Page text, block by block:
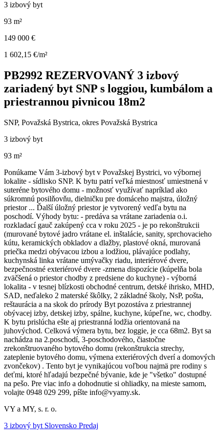
3 izbový byt
93 m²
149 000 €
1 602,15 €/m²
PB2992 REZERVOVANÝ 3 izbový
zariadený byt SNP s loggiou, kumbálom a
priestrannou pivnicou 18m2
SNP, Považská Bystrica, okres Považská Bystrica
3 izbový byt
93 m²
Ponúkame Vám 3-izbový byt v Považskej Bystrici, vo výbornej
lokalite - sídlisko SNP. K bytu patrí veľká miestnosť umiestnená v
suteréne bytového domu - možnosť využívať napríklad ako
súkromnú posilňovňu, dielničku pre domáceho majstra, úložný
priestor ... Ďalší úložný priestor je vytvorený vedľa bytu na
poschodí. Výhody bytu: - predáva sa vrátane zariadenia o.i.
rozkladací gauč zakúpený cca v roku 2025 - je po rekonštrukcii
(murované bytové jadro vrátane el. inštalácie, sanity, sprchovacieho
kútu, keramických obkladov a dlažby, plastové okná, murovaná
priečka medzi obývacou izbou a lodžiou, plávajúce podlahy,
kuchynská linka vrátane umývačky riadu, interiérové dvere,
bezpečnostné exteriérové dvere -zmena dispozície (kúpelňa bola
zväčšená o priestor chodby z predsiene do kuchyne) - výborná
lokalita - v tesnej blízkosti obchodné centrum, detské ihrisko, MHD,
SAD, neďaleko 2 materské škôlky, 2 základné školy, NsP, pošta,
reštaurácia a na skok do prírody Byt pozostáva z priestrannej
obývacej izby, detskej izby, spálne, kuchyne, kúpeľne, wc, chodby.
K bytu prislúcha ešte aj priestranná lodžia orientovaná na
juhovýchod. Celková výmera bytu, bez loggie, je cca 68m2. Byt sa
nachádza na 2.poschodí, 3-poschodového, čiastočne
zrekonštruovaného bytového domu (rekonštrukcia strechy,
zateplenie bytového domu, výmena exteriérových dverí a domových
zvončekov) . Tento byt je vynikajúcou voľbou najmä pre rodiny s
deťmi, ktoré hľadajú bezpečné bývanie, kde je "všetko" dostupné
na pešo. Pre viac info a dohodnutie si ohliadky, na mieste samom,
volajte 0948 029 299, píšte info@vyamy.sk.
VY a MY, s. r. o.
3 izbový byt Slovensko Predaj